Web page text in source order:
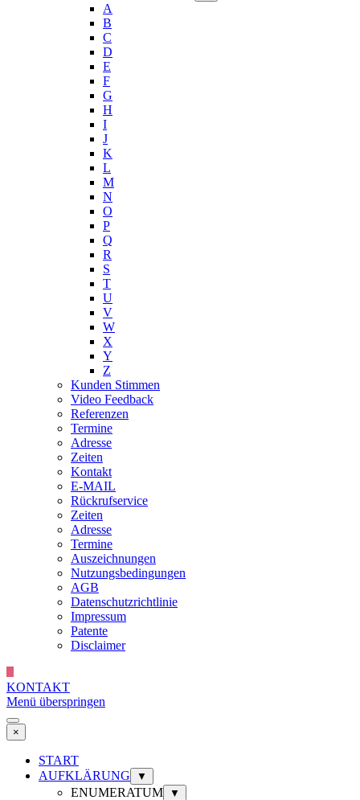
A
B
C
D
E
F
G
H
I
J
K
L
M
N
O
P
Q
R
S
T
U
V
W
X
Y
Z
Kunden Stimmen
Video Feedback
Referenzen
Termine
Adresse
Zeiten
Kontakt
E-MAIL
Rückrufservice
Zeiten
Adresse
Termine
Auszeichnungen
Nutzungsbedingungen
AGB
Datenschutzrichtlinie
Impressum
Patente
Disclaimer
KONTAKT
Menü überspringen
×
START
AUFKLÄRUNG
▼
ENUMERATUM ▼